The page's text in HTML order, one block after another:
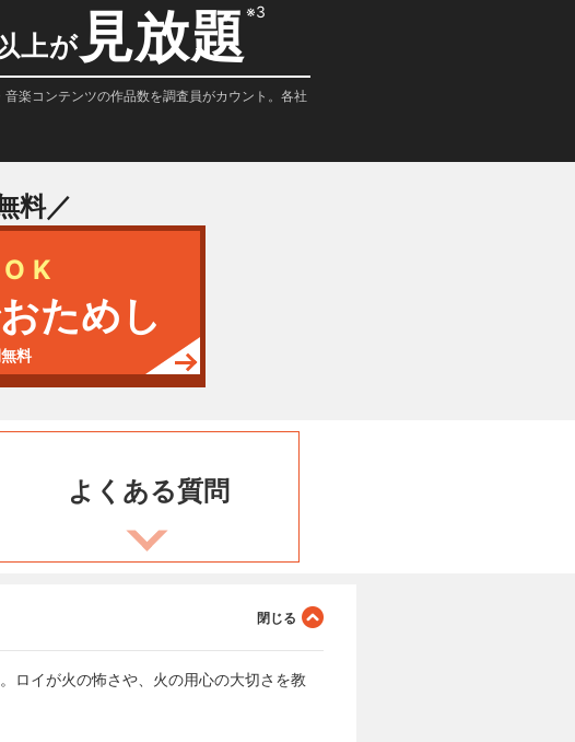
上が 見放題※3
楽コンテンツの作品数を調査員がカウント。各社
料／
ためし
料
よくある質問
ロイが火の怖さや、火の用心の大切さを教